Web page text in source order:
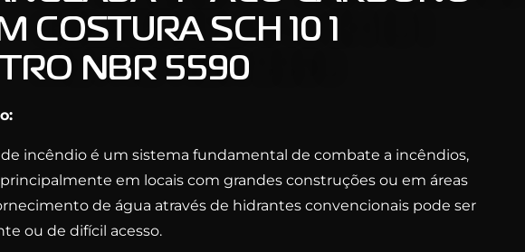
COSTURA SCH 10 1
NBR 5590
incêndio é um sistema fundamental de combate a incêndios,
em locais com grandes construções ou em áreas
de água através de hidrantes convencionais pode ser
ou de difícil acesso.